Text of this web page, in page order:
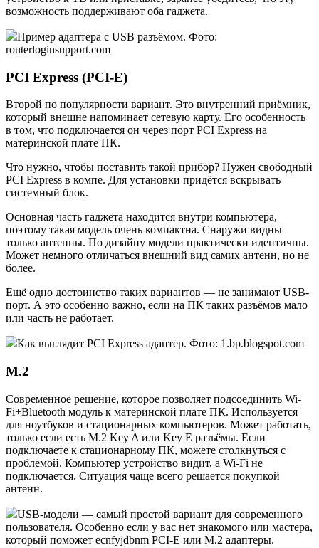
возможность поддерживают оба гаджета.
Пример адаптера с USB разъёмом. Фото:
routerloginsupport.com
PCI Express (PCI-E)
Второй по популярности вариант. Это внутренний приёмник,
который внешне напоминает сетевую карту. Его особенность
в том, что подключается он через порт PCI Express на
материнской плате ПК.
Что нужно, чтобы поставить такой прибор? Нужен свободный
PCI Express в компе. Для установки придётся вскрывать
системный блок.
Основная часть гаджета находится внутри компьютера,
поэтому такая модель очень компактна. Снаружи видны
только антенны. По дизайну модели практически идентичны.
Может немного отличаться внешний вид самих антенн, но не
более.
Ещё одно достоинство таких вариантов — не занимают USB-
порт. А это особенно важно, если на ПК таких разъёмов мало
или часть не работает.
Как выглядит PCI Express адаптер. Фото: 1.bp.blogspot.com
M.2
Современное решение, которое позволяет подсоединить Wi-
Fi+Bluetooth модуль к материнской плате ПК. Используется
для ноутбуков и стационарных компьютеров. Может работать,
только если есть M.2 Key A или Key E разъёмы. Если
подключаете к стационарному ПК, можете столкнуться с
проблемой. Компьютер устройство видит, а Wi-Fi не
подключается. Ситуация чаще всего решается покупкой
антенн.
USB-модели — самый простой вариант для современного
пользователя. Особенно если у вас нет знакомого или мастера,
который поможет ecnfyjdbnm PCI-E или M.2 адаптеры.